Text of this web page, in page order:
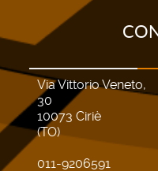
Via Vittorio Veneto,
30
10073 Ciriè
(TO)
011-9206591